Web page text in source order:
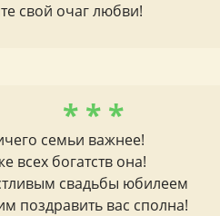
свой очаг любви!
* * *
семьи важнее!
всех богатств она!
свадьбы юбилеем
поздравить вас сполна!